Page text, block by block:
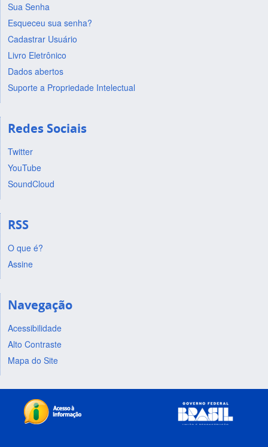
Sua Senha
Esqueceu sua senha?
Cadastrar Usuário
Livro Eletrônico
Dados abertos
Suporte a Propriedade Intelectual
Redes Sociais
Twitter
YouTube
SoundCloud
RSS
O que é?
Assine
Navegação
Acessibilidade
Alto Contraste
Mapa do Site